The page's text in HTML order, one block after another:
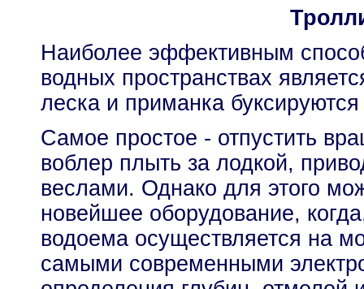
Наиболее эффективным
водных пространствах
леска и приманка
Самое простое - отпустить
воблер плыть за лодкой,
веслами. Однако для этого
новейшее оборудование,
водоема осуществляется на
самыми современными